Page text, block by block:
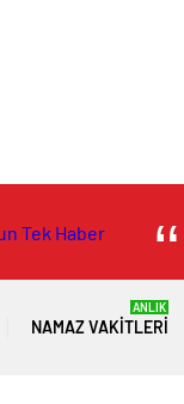
NAMAZ VAKITLERI
ANLIK